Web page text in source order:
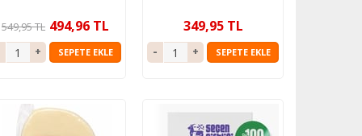
494,96 TL
549,95 TL
SEPETE EKLE
349,95 TL
SEPETE EKLE